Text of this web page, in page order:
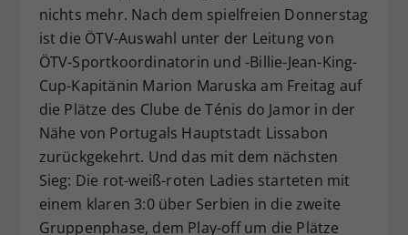
nichts mehr. Nach dem spielfreien Donnerstag
ist die ÖTV-Auswahl unter der Leitung von
ÖTV-Sportkoordinatorin und -Billie-Jean-King-
Cup-Kapitänin Marion Maruska am Freitag auf
die Plätze des Clube de Ténis do Jamor in der
Nähe von Portugals Hauptstadt Lissabon
zurückgekehrt. Und das mit dem nächsten
Sieg: Die rot-weiß-roten Ladies starteten mit
einem klaren 3:0 über Serbien in die zweite
Gruppenphase, dem Play-off um die Plätze